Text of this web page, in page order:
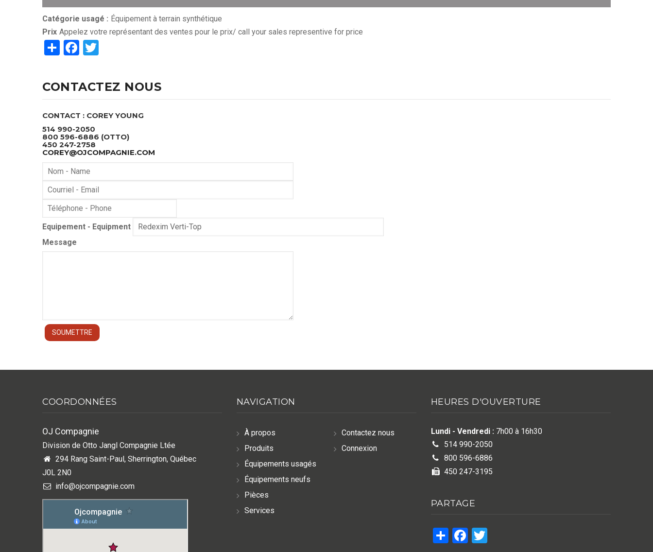
Catégorie usagé : Équipement à terrain synthétique
Prix Appelez votre représentant des ventes pour le prix/ call your sales representive for price
ShareFacebook
CONTACTEZ NOUS
CONTACT : COREY YOUNG
514 990-2050
800 596-6886 (OTTO)
450 247-2758
COREY@OJCOMPAGNIE.COM
Name
Courriel
Téléphone
Equipement - Equipment
Message
COORDONNÉES
OJ Compagnie
Division de Otto Jangl Compagnie Ltée
294 Rang Saint-Paul, Sherrington, Québec
J0L 2N0
info@ojcompagnie.com
NAVIGATION
À propos
Produits
Équipements usagés
Équipements neufs
Pièces
Services
Contactez nous
Connexion
HEURES D'OUVERTURE
Lundi - Vendredi : 7h00 à 16h30
514 990-2050
800 596-6886
450 247-3195
PARTAGE
ShareFacebook
Twitter